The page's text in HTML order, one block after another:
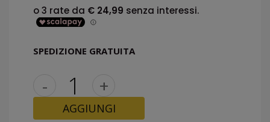
SPEDIZIONE GRATUITA
- +
AGGIUNGI